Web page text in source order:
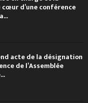
d’une conférence
acte de la désignation
de l’Assemblée